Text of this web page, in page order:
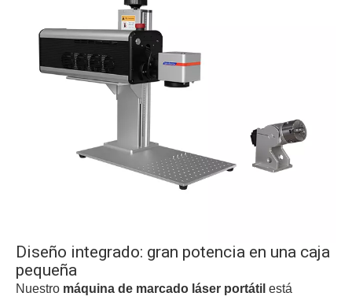
Diseño integrado: gran potencia en una caja
pequeña
Nuestro máquina de marcado láser portátil está